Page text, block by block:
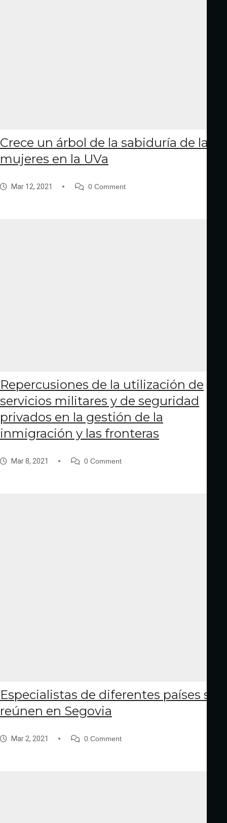
Crece un árbol de la sabiduría de las
mujeres en la UVa
Mar 12, 2021 0 Comment
Repercusiones de la utilización de
servicios militares y de seguridad
privados en la gestión de la
inmigración y las fronteras
Mar 8, 2021 0 Comment
Especialistas de diferentes países se
reúnen en Segovia
Mar 2, 2021 0 Comment